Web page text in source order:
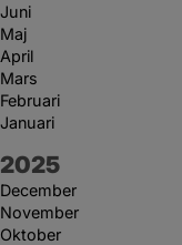
Juni
Maj
April
Mars
Februari
Januari
År:
2025
December
November
Oktober